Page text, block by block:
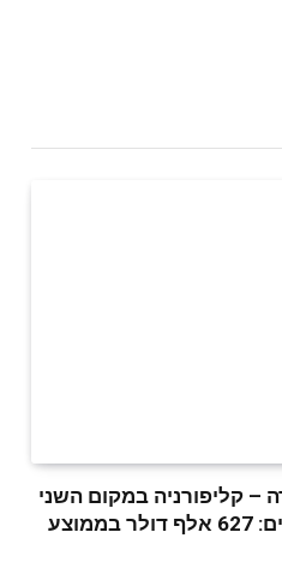
– קליפורניה במקום השני
בערכי ההון העצמי על בתים: 627 אלף דולר בממוצע